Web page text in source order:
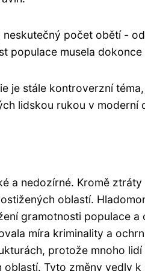
počet obětí -
populace musela
je stále kontroverzní
lidskou rukou v moderní
a nedozírné. Kromě
oblastí.
gramotnosti populace a
míra kriminality a
protože mnoho
Tyto změny vedly